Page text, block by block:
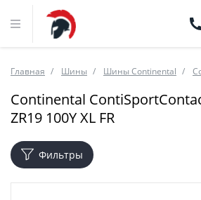
Главная Шины Шины Continental
Continental
ZR19 100Y XL FR
Фильтры